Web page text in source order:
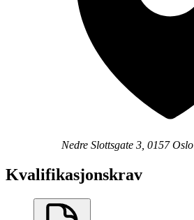
Nedre Slottsgate 3, 0157 Oslo
Kvalifikasjonskrav